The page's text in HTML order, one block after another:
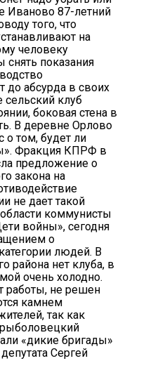
Иваново 87-летний
того, что
на
человеку
снять показания
до абсурда в своих
сельский клуб
боковая стена в
В деревне Орлово
о том, будет ли
Фракция КПРФ в
предложение о
закона на
не дает такой
коммунисты
войны», сегодня
о
людей. В
района нет клуба, в
очень холодно.
работы, не решен
камнем
так как
«дикие бригады»
Сергей